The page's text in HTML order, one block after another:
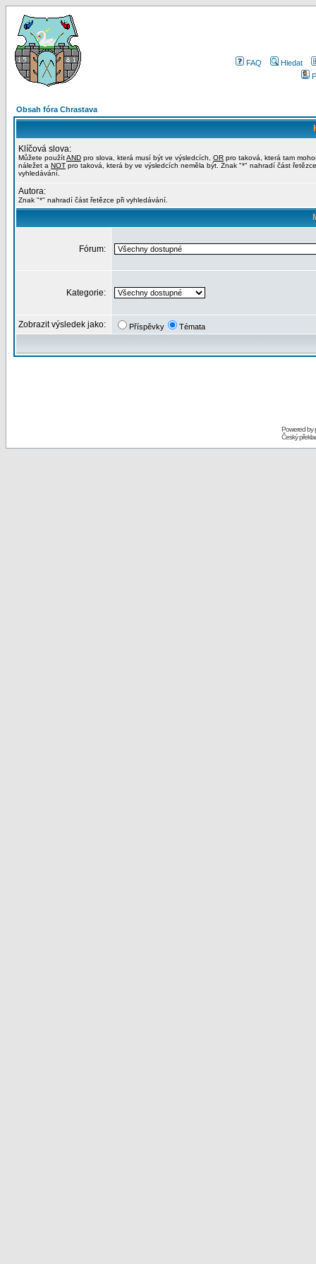
FAQ
Hledat
Obsah fóra Chrastava
Klíčová slova:
Můžete použítAND pro slova, která musí být ve výsledcích, OR pro taková, která tam
náležet a NOT pro taková, která by ve výsledcích neměla být. Znak "*" nahradí část
vyhledávání.
Autora:
Znak "*" nahradí část řetězce při vyhledávání.
Fórum:
Kategorie:
Zobrazit výsledek jako: Příspěvky Témata
Powered by
Český